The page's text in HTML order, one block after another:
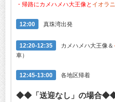
・帰路にカメハメハ大王像と イオラ
12:00 真珠湾出発
12:20-12:35 カメハメハ大王像＆
車）
12:45-13:00 各地区帰着
◆◆「送迎なし」の場合